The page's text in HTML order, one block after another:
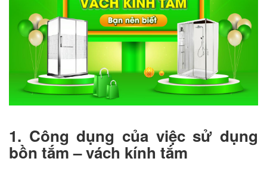
1. Công dụng của việc sử dụng
bồn tắm – vách kính tắm